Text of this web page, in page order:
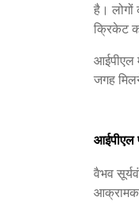
है। लोगों
क्रिकेट
आईपीएल
जगह
आईपीएल
वैभव